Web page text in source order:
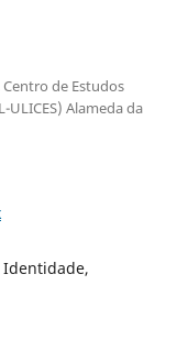
de Estudos
ULICES) Alameda da